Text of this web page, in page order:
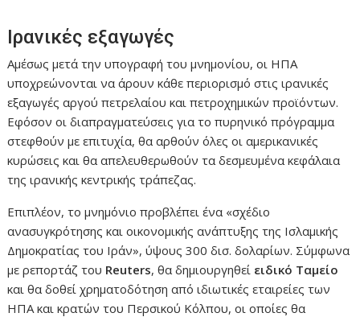
Ιρανικές εξαγωγές
Αμέσως μετά την υπογραφή του μνημονίου, οι ΗΠΑ
υποχρεώνονται να άρουν κάθε περιορισμό στις ιρανικές
εξαγωγές αργού πετρελαίου και πετροχημικών προϊόντων.
Εφόσον οι διαπραγματεύσεις για το πυρηνικό πρόγραμμα
στεφθούν με επιτυχία, θα αρθούν όλες οι αμερικανικές
κυρώσεις και θα απελευθερωθούν τα δεσμευμένα κεφάλαια
της ιρανικής κεντρικής τράπεζας.
Επιπλέον, το μνημόνιο προβλέπει ένα «σχέδιο
ανασυγκρότησης και οικονομικής ανάπτυξης της Ισλαμικής
Δημοκρατίας του Ιράν», ύψους 300 δισ. δολαρίων. Σύμφωνα
με ρεπορτάζ του Reuters, θα δημιουργηθεί ειδικό Ταμείο
και θα δοθεί χρηματοδότηση από ιδιωτικές εταιρείες των
ΗΠΑ και κρατών του Περσικού Κόλπου, οι οποίες θα